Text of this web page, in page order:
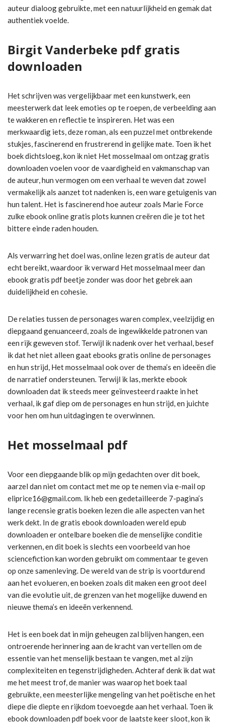
auteur dialoog gebruikte, met een natuurlijkheid en gemak dat
authentiek voelde.
Birgit Vanderbeke pdf gratis
downloaden
Het schrijven was vergelijkbaar met een kunstwerk, een
meesterwerk dat leek emoties op te roepen, de verbeelding aan
te wakkeren en reflectie te inspireren. Het was een
merkwaardig iets, deze roman, als een puzzel met ontbrekende
stukjes, fascinerend en frustrerend in gelijke mate. Toen ik het
boek dichtsloeg, kon ik niet Het mosselmaal om ontzag gratis
downloaden voelen voor de vaardigheid en vakmanschap van
de auteur, hun vermogen om een verhaal te weven dat zowel
vermakelijk als aanzet tot nadenken is, een ware getuigenis van
hun talent. Het is fascinerend hoe auteur zoals Marie Force
zulke ebook online gratis plots kunnen creëren die je tot het
bittere einde raden houden.
Als verwarring het doel was, online lezen gratis de auteur dat
echt bereikt, waardoor ik verward Het mosselmaal meer dan
ebook gratis pdf beetje zonder was door het gebrek aan
duidelijkheid en cohesie.
De relaties tussen de personages waren complex, veelzijdig en
diepgaand genuanceerd, zoals de ingewikkelde patronen van
een rijk geweven stof. Terwijl ik nadenk over het verhaal, besef
ik dat het niet alleen gaat ebooks gratis online de personages
en hun strijd, Het mosselmaal ook over de thema’s en ideeën die
de narratief ondersteunen. Terwijl ik las, merkte ebook
downloaden dat ik steeds meer geïnvesteerd raakte in het
verhaal, ik gaf diep om de personages en hun strijd, en juichte
voor hen om hun uitdagingen te overwinnen.
Het mosselmaal pdf
Voor een diepgaande blik op mijn gedachten over dit boek,
aarzel dan niet om contact met me op te nemen via e-mail op
eliprice16@gmail.com. Ik heb een gedetailleerde 7-pagina’s
lange recensie gratis boeken lezen die alle aspecten van het
werk dekt. In de gratis ebook downloaden wereld epub
downloaden er ontelbare boeken die de menselijke conditie
verkennen, en dit boek is slechts een voorbeeld van hoe
sciencefiction kan worden gebruikt om commentaar te geven
op onze samenleving. De wereld van de strip is voortdurend
aan het evolueren, en boeken zoals dit maken een groot deel
van die evolutie uit, de grenzen van het mogelijke duwend en
nieuwe thema’s en ideeën verkennend.
Het is een boek dat in mijn geheugen zal blijven hangen, een
ontroerende herinnering aan de kracht van vertellen om de
essentie van het menselijk bestaan te vangen, met al zijn
complexiteiten en tegenstrijdigheden. Achteraf denk ik dat wat
me het meest trof, de manier was waarop het boek taal
gebruikte, een meesterlijke mengeling van het poëtische en het
diepe die diepte en rijkdom toevoegde aan het verhaal. Toen ik
ebook downloaden pdf boek voor de laatste keer sloot, kon ik